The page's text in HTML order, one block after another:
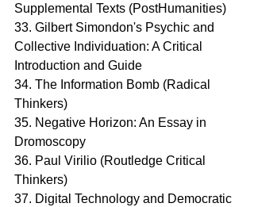
Supplemental Texts (PostHumanities)
33. Gilbert Simondon's Psychic and
Collective Individuation: A Critical
Introduction and Guide
34. The Information Bomb (Radical
Thinkers)
35. Negative Horizon: An Essay in
Dromoscopy
36. Paul Virilio (Routledge Critical
Thinkers)
37. Digital Technology and Democratic